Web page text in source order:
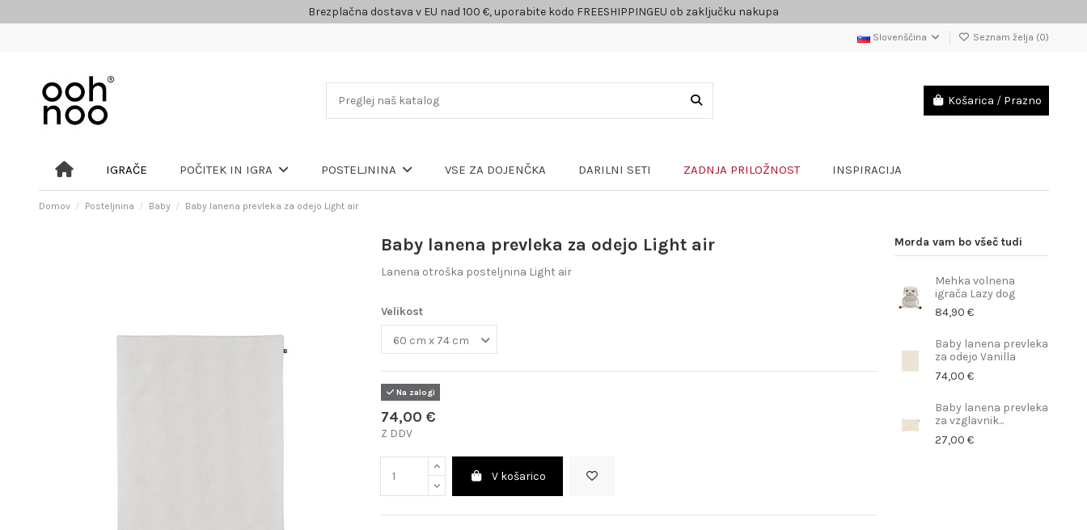
Brezplačna dostava v EU nad 100 €, uporabite kodo FREESHIPPINGEU ob zaključku nakupa
Slovenščina Seznam želja (0)
Košarica / Prazno
IGRAČE POČITEK IN IGRA POSTELJNINA VSE ZA DOJENČKA DARILNI SETI ZADNJA PRILOŽNOST INSPIRACIJA
Domov Posteljnina Baby Baby lanena prevleka za odejo Light air
Baby lanena prevleka za odejo Light air
Lanena otroška posteljnina Light air
Velikost
Na zalogi
74,00 €
Z DDV
V košarico
Morda vam bo všeč tudi
Mehka volnena
igrača Lazy dog
84,90 €
Baby lanena prevleka
za odejo Vanilla
74,00 €
Baby lanena prevleka
za vzglavnik...
27,00 €